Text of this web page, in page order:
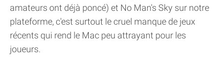
amateurs ont déjà poncé) et No Man's Sky sur notre
plateforme, c'est surtout le cruel manque de jeux
récents qui rend le Mac peu attrayant pour les
joueurs.